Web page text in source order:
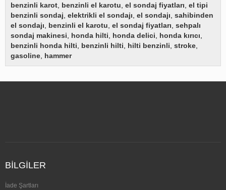
benzinli karot benzinli el karotu el sondaj fiyatları el tipi
benzinli sondaj elektrikli el sondajı el sondajı sahibinden
el sondajı
benzinli el karotu el sondaj fiyatları sehpalı
sondaj makinesi
honda hilti honda delici honda kırıcı
benzinli honda hilti
benzinli hilti hilti benzinli stroke
gasoline hammer
BILGILER
İade Şartları